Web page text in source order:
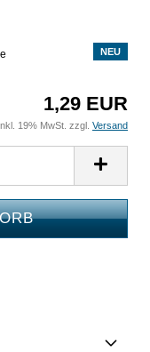
NEU
1,29 EUR
19% MwSt. zzgl. Versand